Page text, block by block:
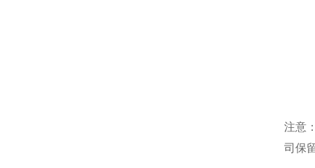
注意
司保